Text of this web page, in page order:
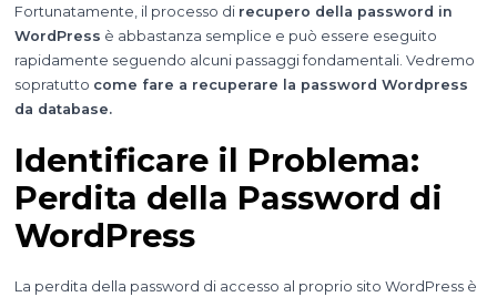
Fortunatamente, il processo di recupero della password in
WordPress è abbastanza semplice e può essere eseguito
rapidamente seguendo alcuni passaggi fondamentali. Vedremo
sopratutto come fare a recuperare la password Wordpress
da database.
Identificare il Problema:
Perdita della Password di
WordPress
La perdita della password di accesso al proprio sito WordPress è